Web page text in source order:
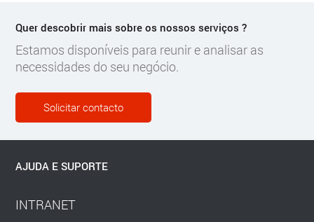
Quer descobrir mais sobre os nossos serviços ?
Estamos disponíveis para reunir e analisar as
necessidades do seu negócio.
Solicitar contacto
AJUDA E SUPORTE
INTRANET